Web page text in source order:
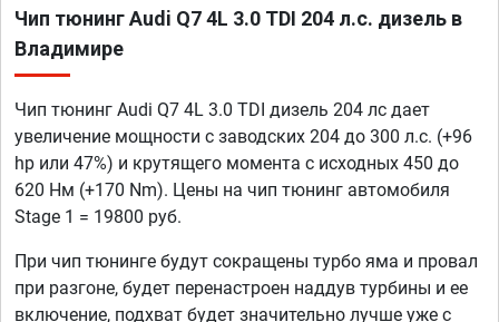
Чип тюнинг Audi Q7 4L 3.0 TDI 204 л.с. дизель в
Владимире
Чип тюнинг Audi Q7 4L 3.0 TDI дизель 204 лс дает
увеличение мощности с заводских 204 до 300 л.с. (+96
hp или 47%) и крутящего момента с исходных 450 до
620 Нм (+170 Nm). Цены на чип тюнинг автомобиля
Stage 1 = 19800 руб.
При чип тюнинге будут сокращены турбо яма и провал
при разгоне, будет перенастроен наддув турбины и ее
включение, подхват будет значительно лучше уже с